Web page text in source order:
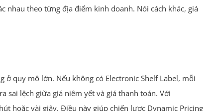
nhau theo từng địa điểm kinh doanh. Nói cách khác, giá
quy mô lớn. Nếu không có Electronic Shelf Label, mỗi
sai lệch giữa giá niêm yết và giá thanh toán. Với
hoặc vài giây. Điều này giúp chiến lược Dynamic Pricing